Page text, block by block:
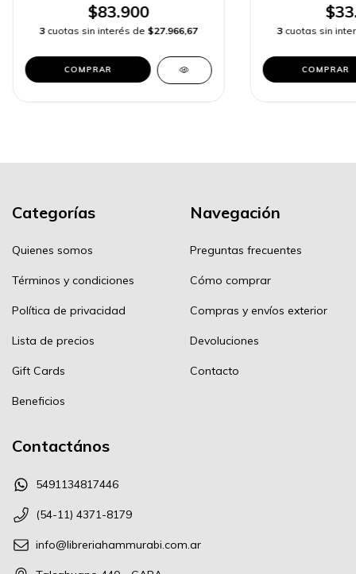
$83.900
3 cuotas sin interés de $27.966,67
COMPRAR
3 cuotas sin
COMPRAR
Categorías
Quienes somos
Términos y condiciones
Política de privacidad
Lista de precios
Gift Cards
Beneficios
Navegación
Preguntas frecuentes
Cómo comprar
Compras y envíos exterior
Devoluciones
Contacto
Contactános
5491134817446
(54-11) 4371-8179
info@libreriahammurabi.com.ar